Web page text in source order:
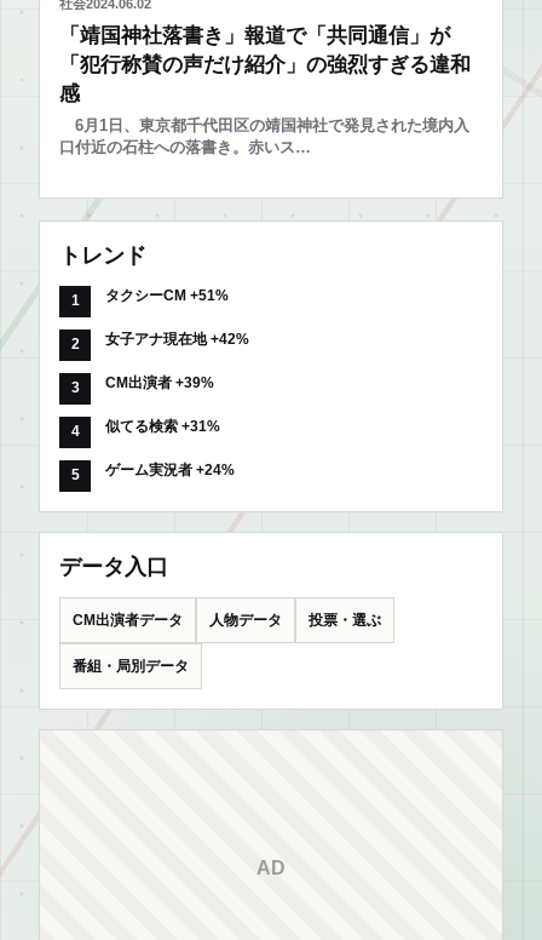
社会2024.06.02
「靖国神社落書き」報道で「共同通信」が
「犯行称賛の声だけ紹介」の強烈すぎる違和
感
6月1日、東京都千代田区の靖国神社で発見された境内入
口付近の石柱への落書き。赤いス…
トレンド
タクシーCM +51%
女子アナ現在地 +42%
CM出演者 +39%
似てる検索 +31%
ゲーム実況者 +24%
データ入口
CM出演者データ 人物データ 投票・選ぶ
番組・局別データ
AD